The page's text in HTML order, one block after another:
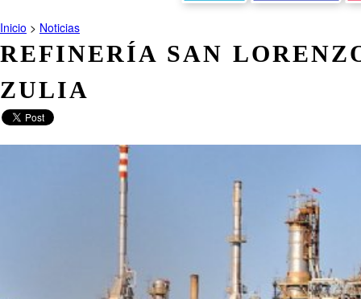
Inicio > Noticias
REFINERÍA SAN
ZULIA